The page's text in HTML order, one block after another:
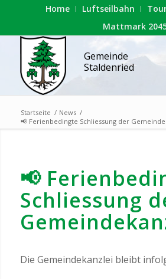
Home Luftseilbahn
Mattmark
Gemeinde
Staldenried
Startseite / News /
📢 Ferienbedingte Schliessung der
📢
Schliessung
Die Gemeindekanzlei bleibt